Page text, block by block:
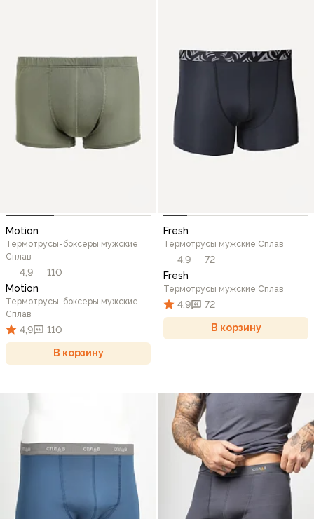
Motion
Термотрусы-боксеры мужские
Сплав
4,9
110
Motion
Термотрусы-боксеры мужские
Сплав
4,9 110
В корзину
Fresh
Термотрусы мужские Сплав
4,9
72
Fresh
Термотрусы мужские Сплав
4,9 72
В корзину